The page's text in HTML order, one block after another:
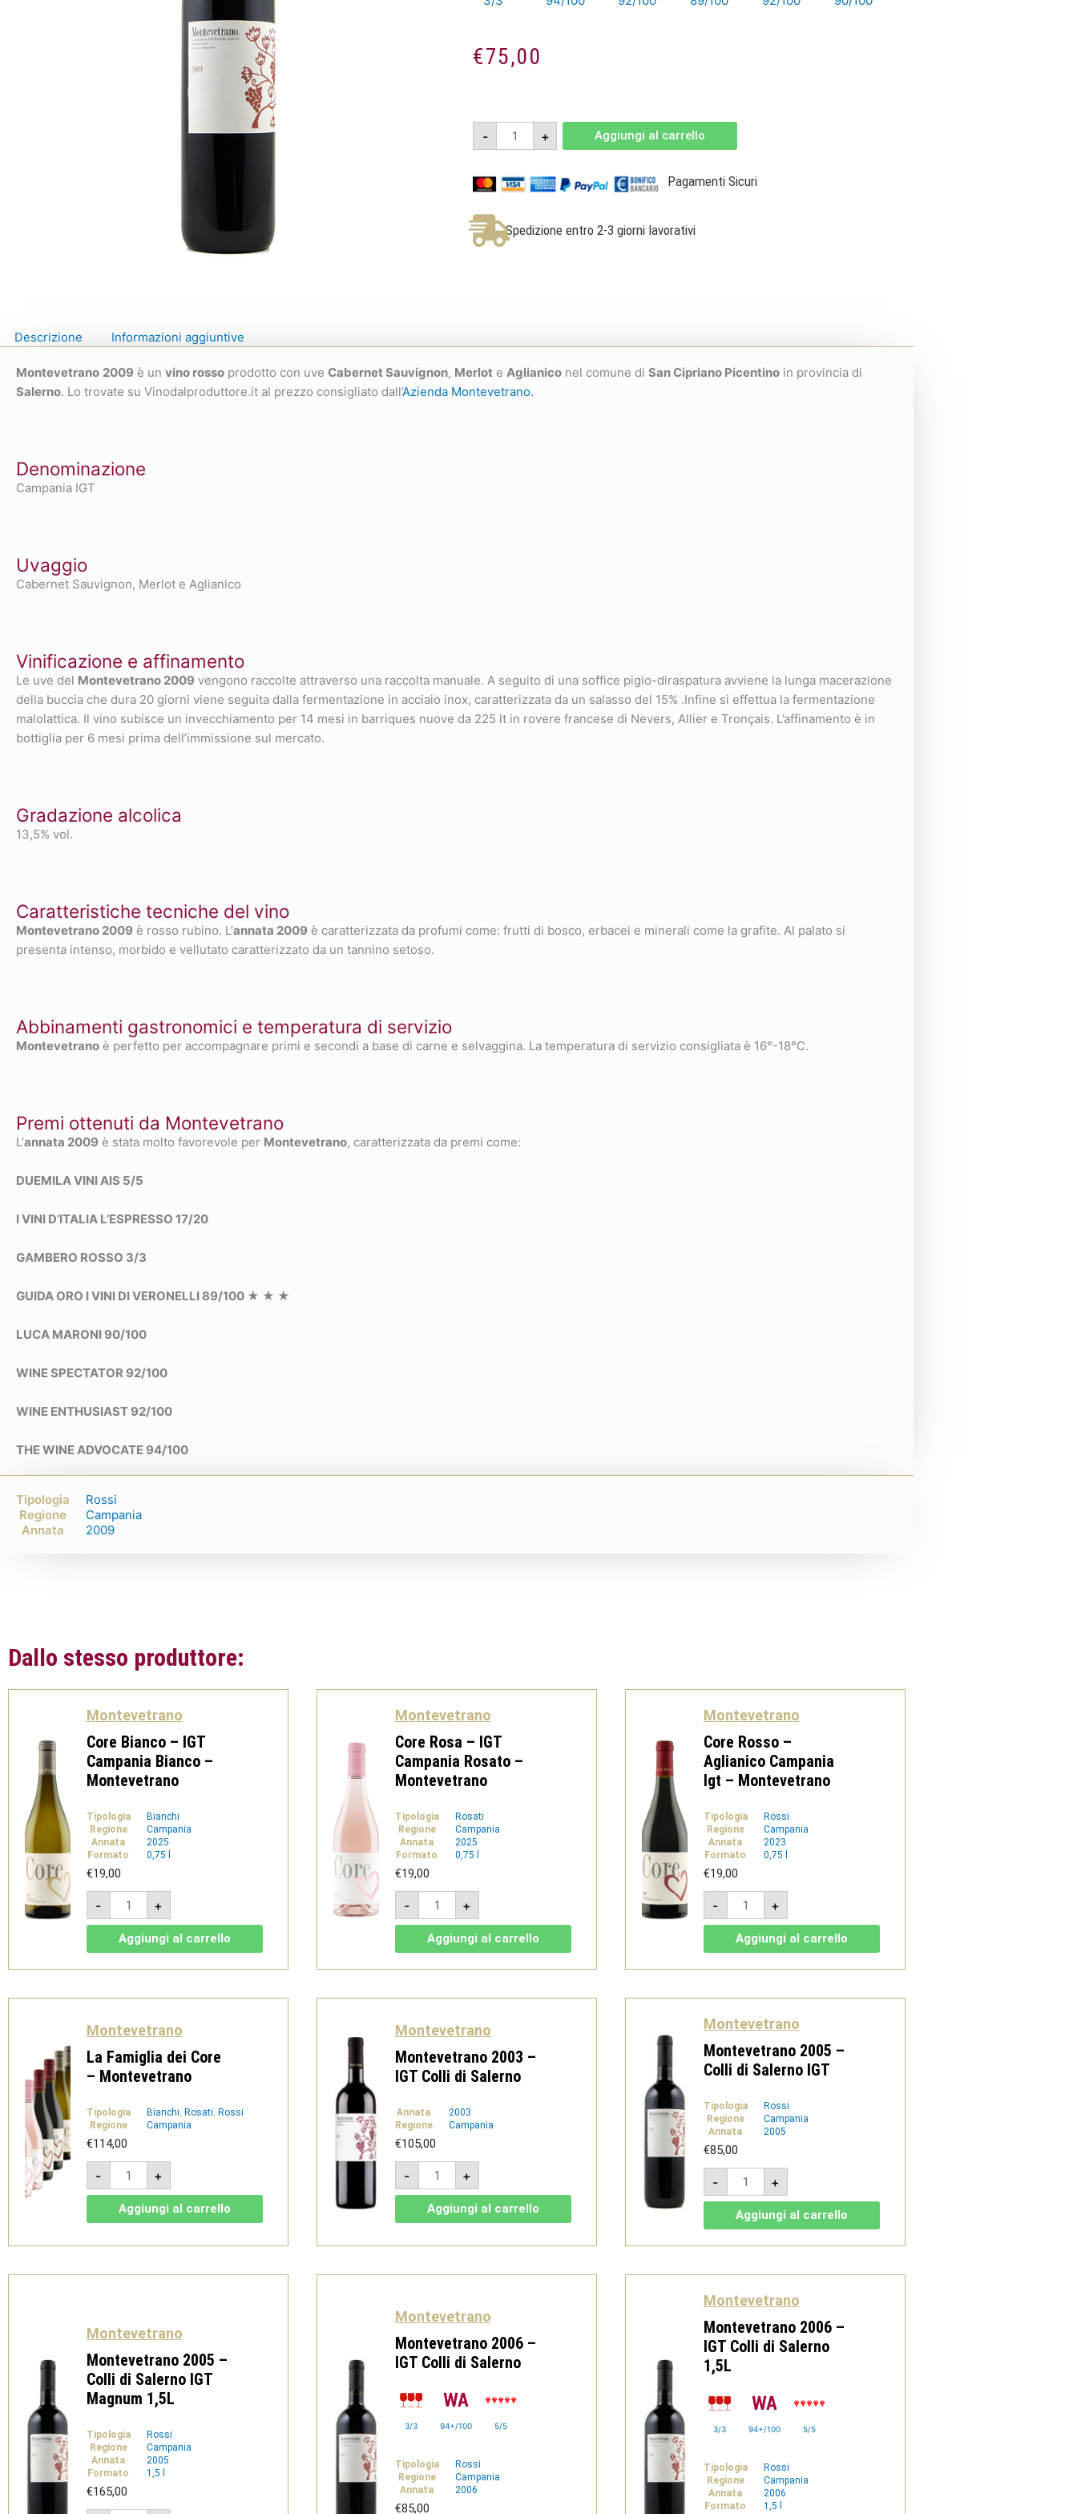
€75,00
-
Montevetrano
2009
-
Colli
di
+ Aggiungi al carrello
Pagamenti Sicuri
Spedizione entro 2-3 giorni lavorativi
Descrizione Informazioni aggiuntive
Montevetrano 2009 è un vino rosso prodotto con uve Cabernet Sauvignon, Merlot e Aglianico nel comune di San Cipriano Picentino in provincia di
Salerno. Lo trovate su Vinodalproduttore.it al prezzo consigliato dall’Azienda Montevetrano.
Denominazione
Campania IGT
Uvaggio
Cabernet Sauvignon, Merlot e Aglianico
Vinificazione e affinamento
Le uve del Montevetrano 2009 vengono raccolte attraverso una raccolta manuale. A seguito di una soffice pigio-diraspatura avviene la lunga macerazione
della buccia che dura 20 giorni viene seguita dalla fermentazione in acciaio inox, caratterizzata da un salasso del 15% .Infine si effettua la fermentazione
malolattica. Il vino subisce un invecchiamento per 14 mesi in barriques nuove da 225 lt in rovere francese di Nevers, Allier e Tronçais. L’affinamento è in
bottiglia per 6 mesi prima dell’immissione sul mercato.
Gradazione alcolica
13,5% vol.
Caratteristiche tecniche del vino
Montevetrano 2009 è rosso rubino. L’annata 2009 è caratterizzata da profumi come: frutti di bosco, erbacei e minerali come la grafite. Al palato si
presenta intenso, morbido e vellutato caratterizzato da un tannino setoso.
Abbinamenti gastronomici e temperatura di servizio
Montevetrano è perfetto per accompagnare primi e secondi a base di carne e selvaggina. La temperatura di servizio consigliata è 16°-18°C.
Premi ottenuti da Montevetrano
L’annata 2009 è stata molto favorevole per Montevetrano, caratterizzata da premi come:
DUEMILA VINI AIS 5/5
I VINI D’ITALIA L’ESPRESSO 17/20
GAMBERO ROSSO 3/3
GUIDA ORO I VINI DI VERONELLI 89/100 ★ ★ ★
LUCA MARONI 90/100
WINE SPECTATOR 92/100
WINE ENTHUSIAST 92/100
THE WINE ADVOCATE 94/100
Tipologia
Rossi
Regione
Campania
Annata
2009
Dallo stesso produttore:
Montevetrano
Core Bianco – IGT
Campania Bianco –
Montevetrano
Tipologia
Bianchi
Regione
Campania
Annata
2025
Formato
0,75 l
€19,00
-
Core
Bianco
-
IGT
Campania
Bianco
-
+
Aggiungi al carrello
Montevetrano
Core Rosa – IGT
Campania Rosato –
Montevetrano
Tipologia
Rosati
Regione
Campania
Annata
2025
Formato
0,75 l
€19,00
-
Core
Rosa
-
IGT
Campania
Rosato
-
+
Aggiungi al carrello
Montevetrano
Core Rosso –
Aglianico Campania
Igt – Montevetrano
Tipologia
Rossi
Regione
Campania
Annata
2023
Formato
0,75 l
€19,00
-
Core
Rosso
-
Aglianico
Campania
Igt
-
+
Aggiungi al carrello
Montevetrano
La Famiglia dei Core
– Montevetrano
Tipologia Bianchi, Rosati, Rossi
Regione
Campania
€114,00
-
La
Famiglia
dei
Core
Montevetrano
+
Aggiungi al carrello
Montevetrano
Montevetrano 2003 –
IGT Colli di Salerno
Annata
2003
Regione
Campania
€105,00
-
Montevetrano
2003
-
IGT
Colli
di
quantità
+
Aggiungi al carrello
Montevetrano
Montevetrano 2005 –
Colli di Salerno IGT
Tipologia
Rossi
Regione
Campania
Annata
2005
€85,00
-
Montevetrano
2005
-
Colli
di
Salerno
IGT
+
Aggiungi al carrello
Montevetrano
Montevetrano 2005 –
Colli di Salerno IGT
Magnum 1,5L
Tipologia
Rossi
Regione
Campania
Annata
2005
Formato
1,5 l
€165,00
Montevetrano
Montevetrano 2006 –
IGT Colli di Salerno
3/3 94+/100 5/5
Tipologia
Rossi
Regione
Campania
Annata
2006
€85,00
Montevetrano
Montevetrano 2006 –
IGT Colli di Salerno
1,5L
3/3 94+/100 5/5
Tipologia
Rossi
Regione
Campania
Annata
2006
Formato
1,5 l